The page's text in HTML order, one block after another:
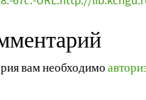
вам необходимо